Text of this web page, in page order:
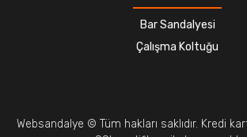
Bar Sandalyesi
Çalışma Koltuğu
Websandalye © Tüm hakları saklıdır. Kredi